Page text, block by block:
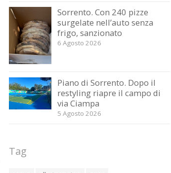
Sorrento. Con 240 pizze
surgelate nell’auto senza
frigo, sanzionato
6 Agosto 2026
Piano di Sorrento. Dopo il
restyling riapre il campo di
via Ciampa
5 Agosto 2026
Tag